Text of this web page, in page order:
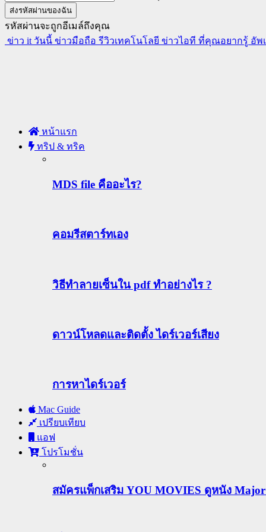
รหัสผ่านจะถูกอีเมล์ถึงคุณ
ข่าว it วันนี้ ข่าวมือถือ รีวิวเทคโนโลยี ข่าวไอที ที่คุณอยากรู้ อัพ
หน้าแรก
ทริป & ทริค
MDS file คืออะไร?
คอมรีสตาร์ทเอง
วิธีทําลายเซ็นใน pdf ทำอย่างไร ?
ดาวน์โหลดและติดตั้ง ไดร์เวอร์เสียง
การหาไดร์เวอร์
Mac Guide
เปรียบเทียบ
แอฟ
โปรโมชั่น
สมัครแพ็กเสริม YOU MOVIES ดูหนัง